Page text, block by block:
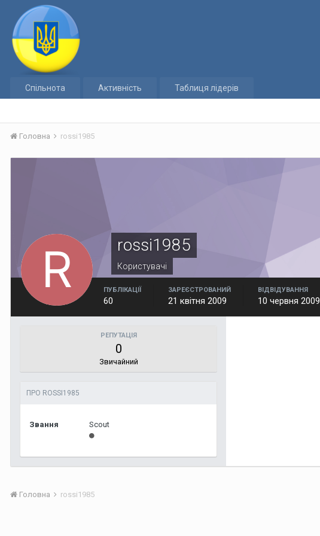
Спільнота Активність Таблиця лідерів
Головна rossi1985
rossi1985
Користувачі
ПУБЛІКАЦІЇ
60
ЗАРЕЄСТРОВАНИЙ
21 квітня 2009
ВІДВІДУВАННЯ
10 червня 2009
РЕПУТАЦІЯ
0
Звичайний
ПРО ROSSI1985
Звання Scout
Головна rossi1985